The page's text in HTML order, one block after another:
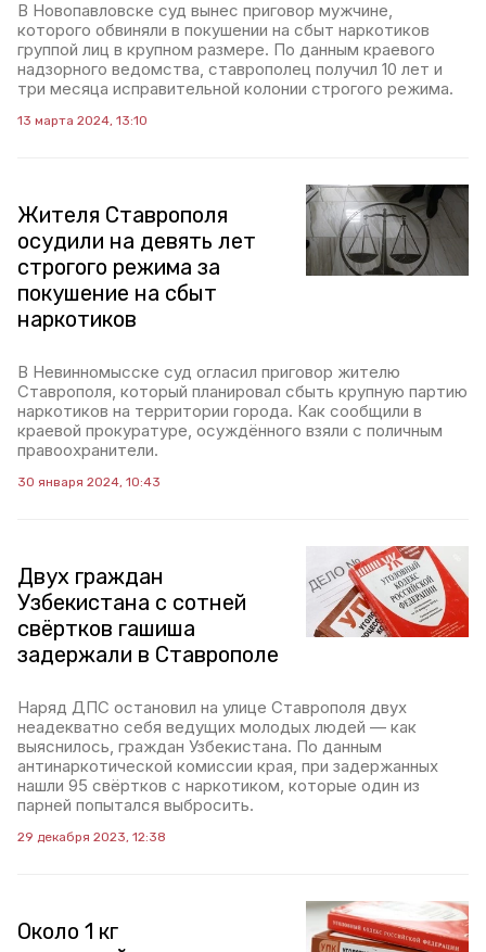
В Новопавловске суд вынес приговор мужчине,
которого обвиняли в покушении на сбыт наркотиков
группой лиц в крупном размере. По данным краевого
надзорного ведомства, ставрополец получил 10 лет и
три месяца исправительной колонии строгого режима.
13 марта 2024, 13:10
Жителя Ставрополя
осудили на девять лет
строгого режима за
покушение на сбыт
наркотиков
В Невинномысске суд огласил приговор жителю
Ставрополя, который планировал сбыть крупную партию
наркотиков на территории города. Как сообщили в
краевой прокуратуре, осуждённого взяли с поличным
правоохранители.
30 января 2024, 10:43
Двух граждан
Узбекистана с сотней
свёртков гашиша
задержали в Ставрополе
Наряд ДПС остановил на улице Ставрополя двух
неадекватно себя ведущих молодых людей — как
выяснилось, граждан Узбекистана. По данным
антинаркотической комиссии края, при задержанных
нашли 95 свёртков с наркотиком, которые один из
парней попытался выбросить.
29 декабря 2023, 12:38
Около 1 кг